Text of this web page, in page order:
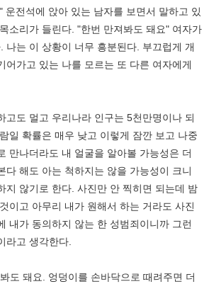
운전석에 앉아 있는 남자를 보면서 말하고 있
소리가 들린다. "한번 만져봐도 돼요" 여자가
나는 이 상황이 너무 흥분된다. 부끄럽게 개
어가고 있는 나를 모르는 또 다른 여자에게
고도 멀고 우리나라 인구는 5천만명이나 되
일 확률은 매우 낮고 이렇게 잠깐 보고 나중
만나더라도 내 얼굴을 알아볼 가능성은 더
다 해도 아는 척하지는 않을 가능성이 크니
지 않기로 한다. 사진만 안 찍히면 되는데 밤
이고 아무리 내가 원해서 하는 거라도 사진
내가 동의하지 않는 한 성범죄이니까 그런
라고 생각한다.
도 돼요. 엉덩이를 손바닥으로 때려주면 더